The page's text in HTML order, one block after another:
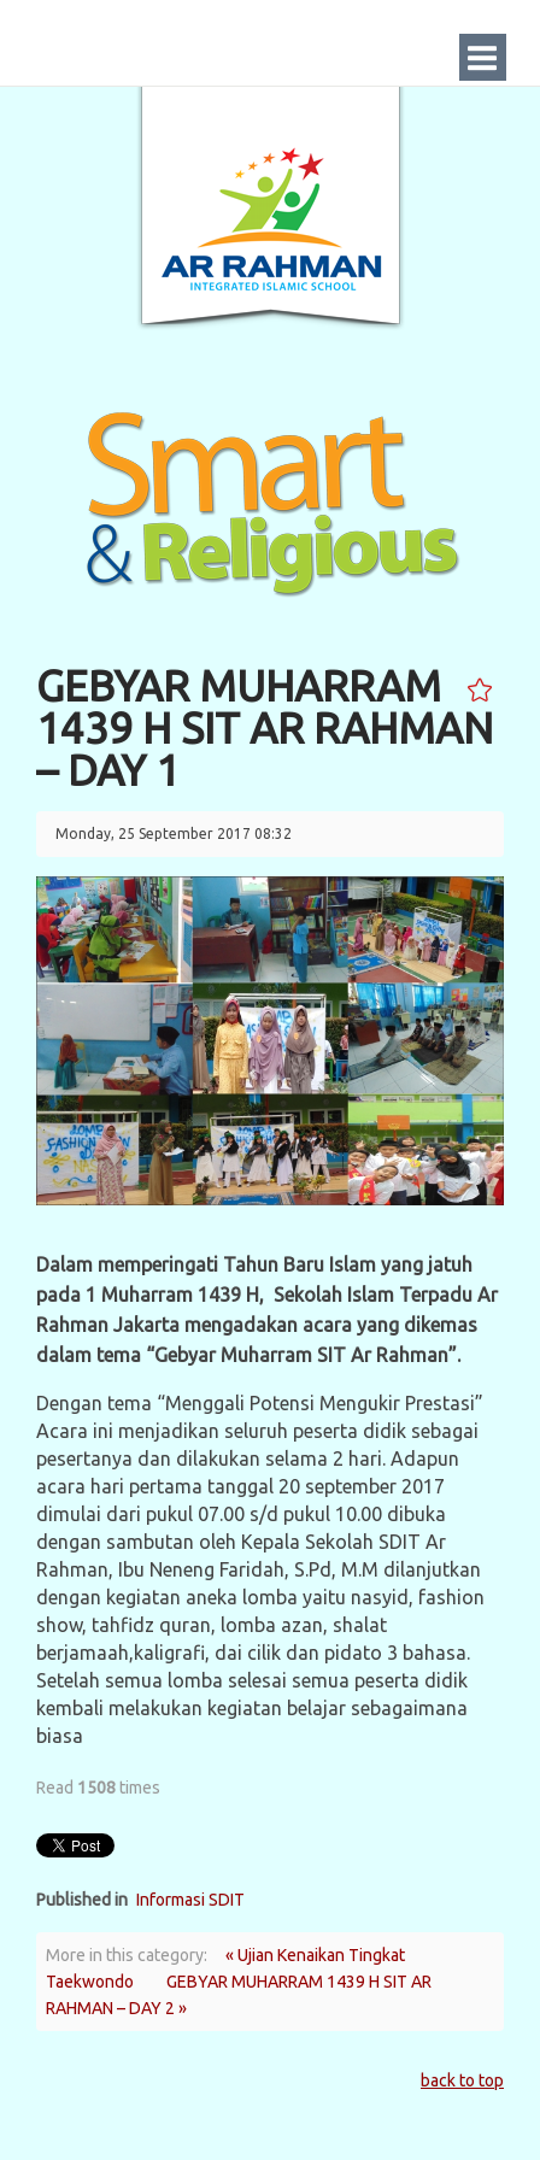
GEBYAR MUHARRAM
1439 H SIT AR RAHMAN
– DAY 1
Monday, 25 September 2017 08:32
Dalam memperingati Tahun Baru Islam yang jatuh
pada 1 Muharram 1439 H, Sekolah Islam Terpadu Ar
Rahman Jakarta mengadakan acara yang dikemas
dalam tema “Gebyar Muharram SIT Ar Rahman”.
Dengan tema “Menggali Potensi Mengukir Prestasi”
Acara ini menjadikan seluruh peserta didik sebagai
pesertanya dan dilakukan selama 2 hari. Adapun
acara hari pertama tanggal 20 september 2017
dimulai dari pukul 07.00 s/d pukul 10.00 dibuka
dengan sambutan oleh Kepala Sekolah SDIT Ar
Rahman, Ibu Neneng Faridah, S.Pd, M.M dilanjutkan
dengan kegiatan aneka lomba yaitu nasyid, fashion
show, tahfidz quran, lomba azan, shalat
berjamaah,kaligrafi, dai cilik dan pidato 3 bahasa.
Setelah semua lomba selesai semua peserta didik
kembali melakukan kegiatan belajar sebagaimana
biasa
Read 1508times
Published in Informasi SDIT
More in this category:
« Ujian Kenaikan Tingkat
Taekwondo
GEBYAR MUHARRAM 1439 H SIT AR
RAHMAN – DAY 2 »
back to top